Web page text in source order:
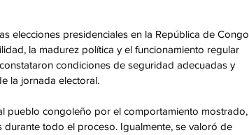
elecciones presidenciales en la República de Congo
la madurez política y el funcionamiento regular
condiciones de seguridad adecuadas y
la jornada electoral.
pueblo congoleño por el comportamiento mostrado,
todo el proceso. Igualmente, se valoró de